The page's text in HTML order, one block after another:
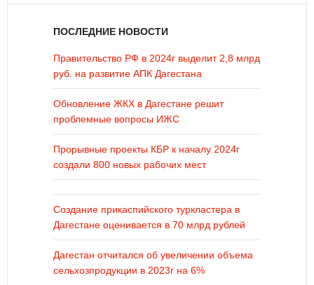
ПОСЛЕДНИЕ НОВОСТИ
Правительство РФ в 2024г выделит 2,8 млрд
руб. на развитие АПК Дагестана
Обновление ЖКХ в Дагестане решит
проблемные вопросы ИЖС
Прорывные проекты КБР к началу 2024г
создали 800 новых рабочих мест
Создание прикаспийского туркластера в
Дагестане оценивается в 70 млрд рублей
Дагестан отчитался об увеличении объема
сельхозпродукции в 2023г на 6%